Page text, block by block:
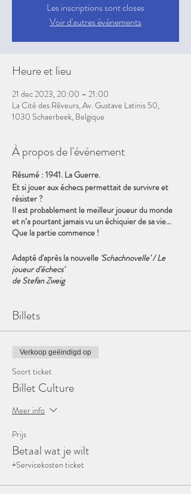
Les inscriptions sont closes
Voir d'autres événements
Heure et lieu
21 dec 2023, 20:00 – 21:00
La Cité des Rêveurs, Av. Gustave Latinis 50,
1030 Schaerbeek, Belgique
À propos de l'événement
Résumé : 1941. La Guerre.
Et si jouer aux échecs permettait de survivre et
résister ?
Il est probablement le meilleur joueur du monde
et n’a pourtant jamais vu un échiquier de sa vie…
Que la partie commence !
Adapté d'après la nouvelle 'Schachnovelle' / Le
joueur d'échecs'
de Stefan Zweig
Maryns et Fabien Franchitti.
empruntées à George Gershwin, Harry Carroll,
Avec la participation musicale et vocale de Jérôme
Fabien Franchitti
Une création produite par La Compagnie des
Rêveurs asbl
Billets
Verkoop geëindigd op
Soort ticket
Billet Culture
Meer info
Prijs
Betaal wat je wilt
+Servicekosten ticket